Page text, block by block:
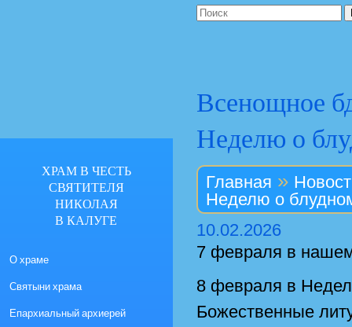
Всенощное
Неделю о
Главная »
Неделю о
10.02.2026
7 февраля в
8 февраля в
Божественные
ХРАМ В ЧЕСТЬ
СВЯТИТЕЛЯ
НИКОЛАЯ
В КАЛУГЕ
О храме
Святыни храма
Епархиальный архиерей